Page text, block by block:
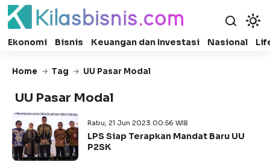
Ekonomi Bisnis Keuangan dan Investasi Nasional
Home Tag UU Pasar Modal
UU Pasar Modal
Rabu, 21 Jun 2023 00:56 WIB
LPS Siap Terapkan Mandat Baru UU
P2SK